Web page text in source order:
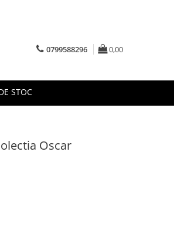
0799588296 0,00
STOC
Oscar